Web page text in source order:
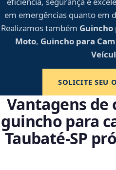
em emergências quanto em
Realizamos também Guincho
Moto, Guincho para
SOLICITE SEU
Vantagens
guincho para
Taubaté‑SP